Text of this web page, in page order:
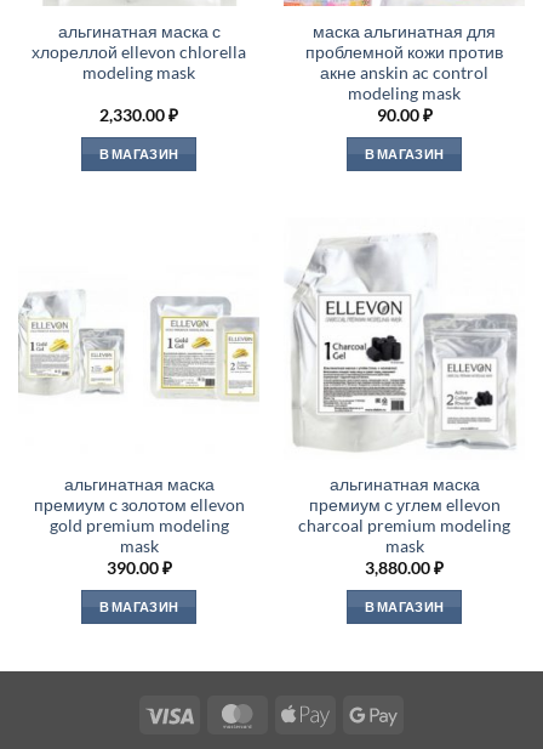
альгинатная маска с
хлореллой ellevon chlorella
modeling mask
2,330.00₽
В МАГАЗИН
маска альгинатная для
проблемной кожи против
акне anskin ac control
modeling mask
90.00₽
В МАГАЗИН
альгинатная маска
премиум с золотом ellevon
gold premium modeling
mask
390.00₽
В МАГАЗИН
альгинатная маска
премиум с углем ellevon
charcoal premium modeling
mask
3,880.00₽
В МАГАЗИН
Visa MasterCardApple
Google